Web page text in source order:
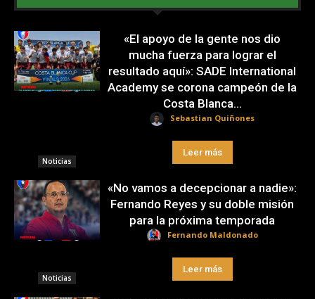
Noticias
«El apoyo de la gente nos dio
mucha fuerza para lograr el
resultado aquí»: SADE International
Academy se corona campeón de la
Costa Blanca...
Sebastian Quiñones
Leer más
Noticias
«No vamos a decepcionar a nadie»:
Fernando Reyes y su doble misión
para la próxima temporada
Fernando Maldonado
Leer más